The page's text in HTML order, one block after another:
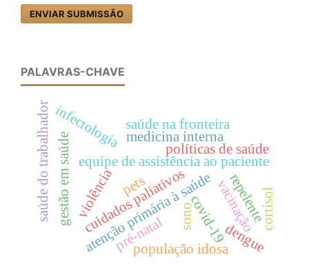
ENVIAR SUBMISSÃO
PALAVRAS-CHAVE
equipe de assistência ao paciente
cuidados paliativos
atenção primária à saúde
políticas de saúde
gestão em saúde vacinação
covid-19
população idosa
medicina interna
infectologia
saúde do trabalhador sono repelente
pré-natal
violência
saúde na fronteira
dengue
cortisol
pets